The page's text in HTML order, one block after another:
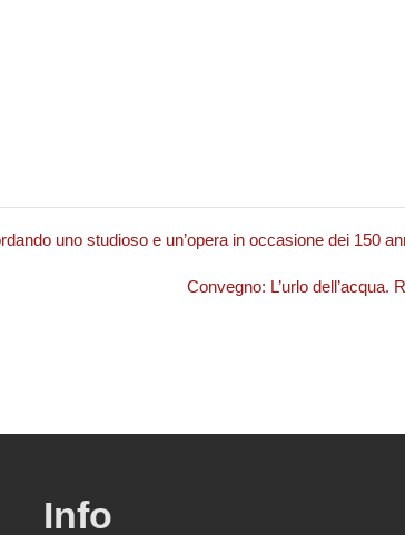
uno studioso e un’opera in occasione dei 150
Convegno: L’urlo dell’acqua.
Info